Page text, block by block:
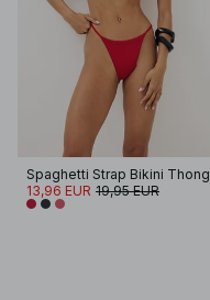
Spaghetti Strap Bikini Thong
13,96 EUR 19,95 EUR